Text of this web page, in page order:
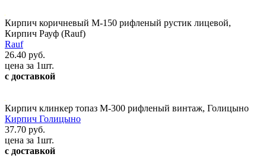
Кирпич коричневый М-150 рифленый рустик лицевой,
Кирпич Рауф (Rauf)
Rauf
26.40 руб.
цена за 1шт.
с доставкой
Кирпич клинкер топаз М-300 рифленый винтаж, Голицыно
Кирпич Голицыно
37.70 руб.
цена за 1шт.
с доставкой